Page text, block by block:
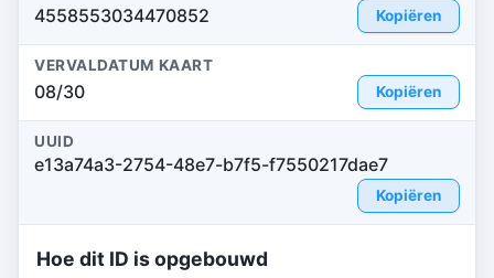
4558553034470852 Kopiëren
VERVALDATUM KAART
08/30 Kopiëren
UUID
e13a74a3-2754-48e7-b7f5-f7550217dae7
Kopiëren
Hoe dit ID is opgebouwd